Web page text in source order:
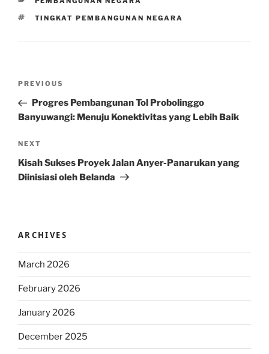
TAGS
TINGKAT PEMBANGUNAN NEGARA
Previous
Post
PREVIOUS
Progres Pembangunan Tol Probolinggo
Banyuwangi: Menuju Konektivitas yang Lebih Baik
Next
Post
NEXT
Kisah Sukses Proyek Jalan Anyer-Panarukan yang
Diinisiasi oleh Belanda
ARCHIVES
March 2026
February 2026
January 2026
December 2025